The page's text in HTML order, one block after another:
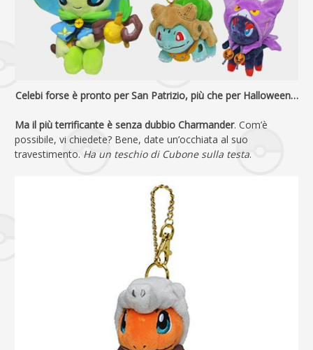
Celebi forse è pronto per San Patrizio, più che per Halloween…
Ma il più terrificante è senza dubbio Charmander. Com’è
possibile, vi chiedete? Bene, date un’occhiata al suo
travestimento. Ha un teschio di Cubone sulla testa.